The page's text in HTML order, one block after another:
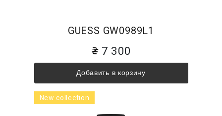
GUESS GW0989L1
7 300
Добавить в корзину
New collection